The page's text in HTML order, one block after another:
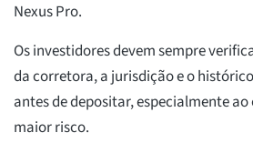
Nexus Pro.
Os investidores devem sempre
da corretora, a jurisdição e o
antes de depositar, especialmente
maior risco.